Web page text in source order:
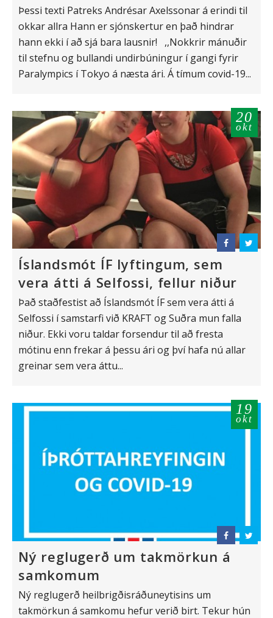
Þessi texti Patreks Andrésar Axelssonar á erindi til
okkar allra Hann er sjónskertur en það hindrar
hann ekki í að sjá bara lausnir! ,,Nokkrir mánuðir
til stefnu og bullandi undirbúningur í gangi fyrir
Paralympics í Tokyo á næsta ári. Á tímum covid-19...
20
okt
Íslandsmót ÍF lyftingum, sem
vera átti á Selfossi, fellur niður
Það staðfestist að Íslandsmót ÍF sem vera átti á
Selfossi í samstarfi við KRAFT og Suðra mun falla
niður. Ekki voru taldar forsendur til að fresta
mótinu enn frekar á þessu ári og því hafa nú allar
greinar sem vera áttu...
19
okt
Ný reglugerð um takmörkun á
samkomum
Ný reglugerð heilbrigðisráðuneytisins um
takmörkun á samkomu hefur verið birt. Tekur hún